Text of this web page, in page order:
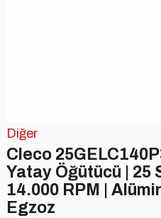
Diğer
Cleco
Yatay Öğütücü | 25
14.000 RPM |
Egzoz